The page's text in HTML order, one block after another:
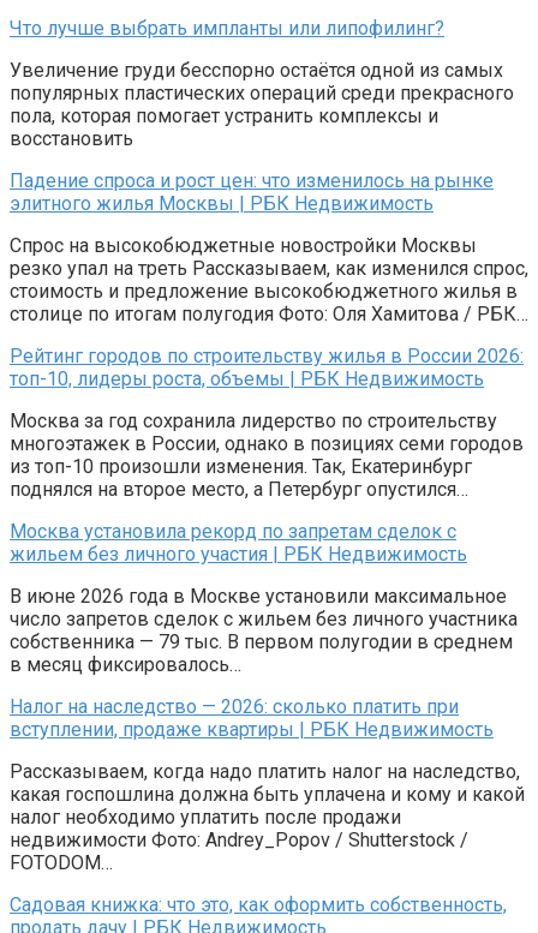
Что лучше выбрать импланты или липофилинг?
Увеличение груди бесспорно остаётся одной из самых
популярных пластических операций среди прекрасного
пола, которая помогает устранить комплексы и
восстановить
Падение спроса и рост цен: что изменилось на рынке
элитного жилья Москвы | РБК Недвижимость
Спрос на высокобюджетные новостройки Москвы
резко упал на треть Рассказываем, как изменился спрос,
стоимость и предложение высокобюджетного жилья в
столице по итогам полугодия Фото: Оля Хамитова / РБК…
Рейтинг городов по строительству жилья в России 2026:
топ-10, лидеры роста, объемы | РБК Недвижимость
Москва за год сохранила лидерство по строительству
многоэтажек в России, однако в позициях семи городов
из топ-10 произошли изменения. Так, Екатеринбург
поднялся на второе место, а Петербург опустился…
Москва установила рекорд по запретам сделок с
жильем без личного участия | РБК Недвижимость
В июне 2026 года в Москве установили максимальное
число запретов сделок с жильем без личного участника
собственника — 79 тыс. В первом полугодии в среднем
в месяц фиксировалось…
Налог на наследство — 2026: сколько платить при
вступлении, продаже квартиры | РБК Недвижимость
Рассказываем, когда надо платить налог на наследство,
какая госпошлина должна быть уплачена и кому и какой
налог необходимо уплатить после продажи
недвижимости Фото: Andrey_Popov / Shutterstock /
FOTODOM…
Садовая книжка: что это, как оформить собственность,
продать дачу | РБК Недвижимость